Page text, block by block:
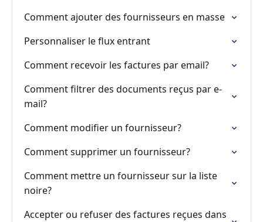
Comment ajouter des fournisseurs en masse
Personnaliser le flux entrant
Comment recevoir les factures par email?
Comment filtrer des documents reçus par e-
mail?
Comment modifier un fournisseur?
Comment supprimer un fournisseur?
Comment mettre un fournisseur sur la liste
noire?
Accepter ou refuser des factures reçues dans